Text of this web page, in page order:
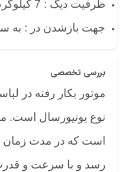
ظرفیت دیگ : 7 کیلوگرم
جهت بازشدن در :
بررسی تخصصی
نوع یونیورسال است.
است که در مدت زمان
رسد و با سرعت و